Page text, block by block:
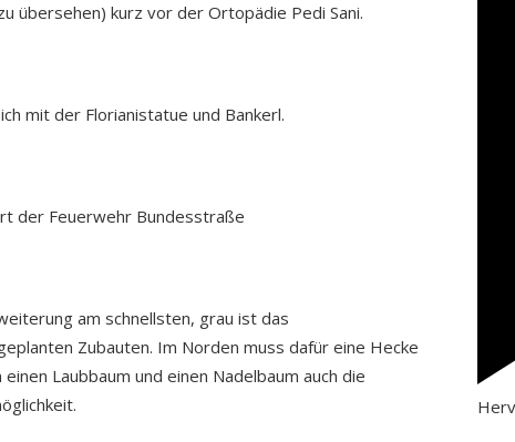
übersehen) kurz vor der Ortopädie Pedi Sani.
mit der Florianistatue und Bankerl.
der Feuerwehr Bundesstraße
am schnellsten, grau ist das
Zubauten. Im Norden muss dafür eine Hecke
Laubbaum und einen Nadelbaum auch die